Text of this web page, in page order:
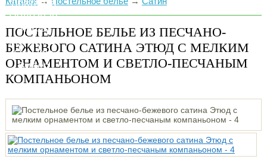
ПОСТЕЛЬНОЕ БЕЛЬЕ ИЗ ПЕСЧАНО-
БЕЖЕВОГО САТИНА ЭТЮД С МЕЛКИМ
ОРНАМЕНТОМ И СВЕТЛО-ПЕСЧАНЫМ
КОМПАНЬОНОМ
Доставка
Полезная
инфа
Магазины
Отзывы
Видео